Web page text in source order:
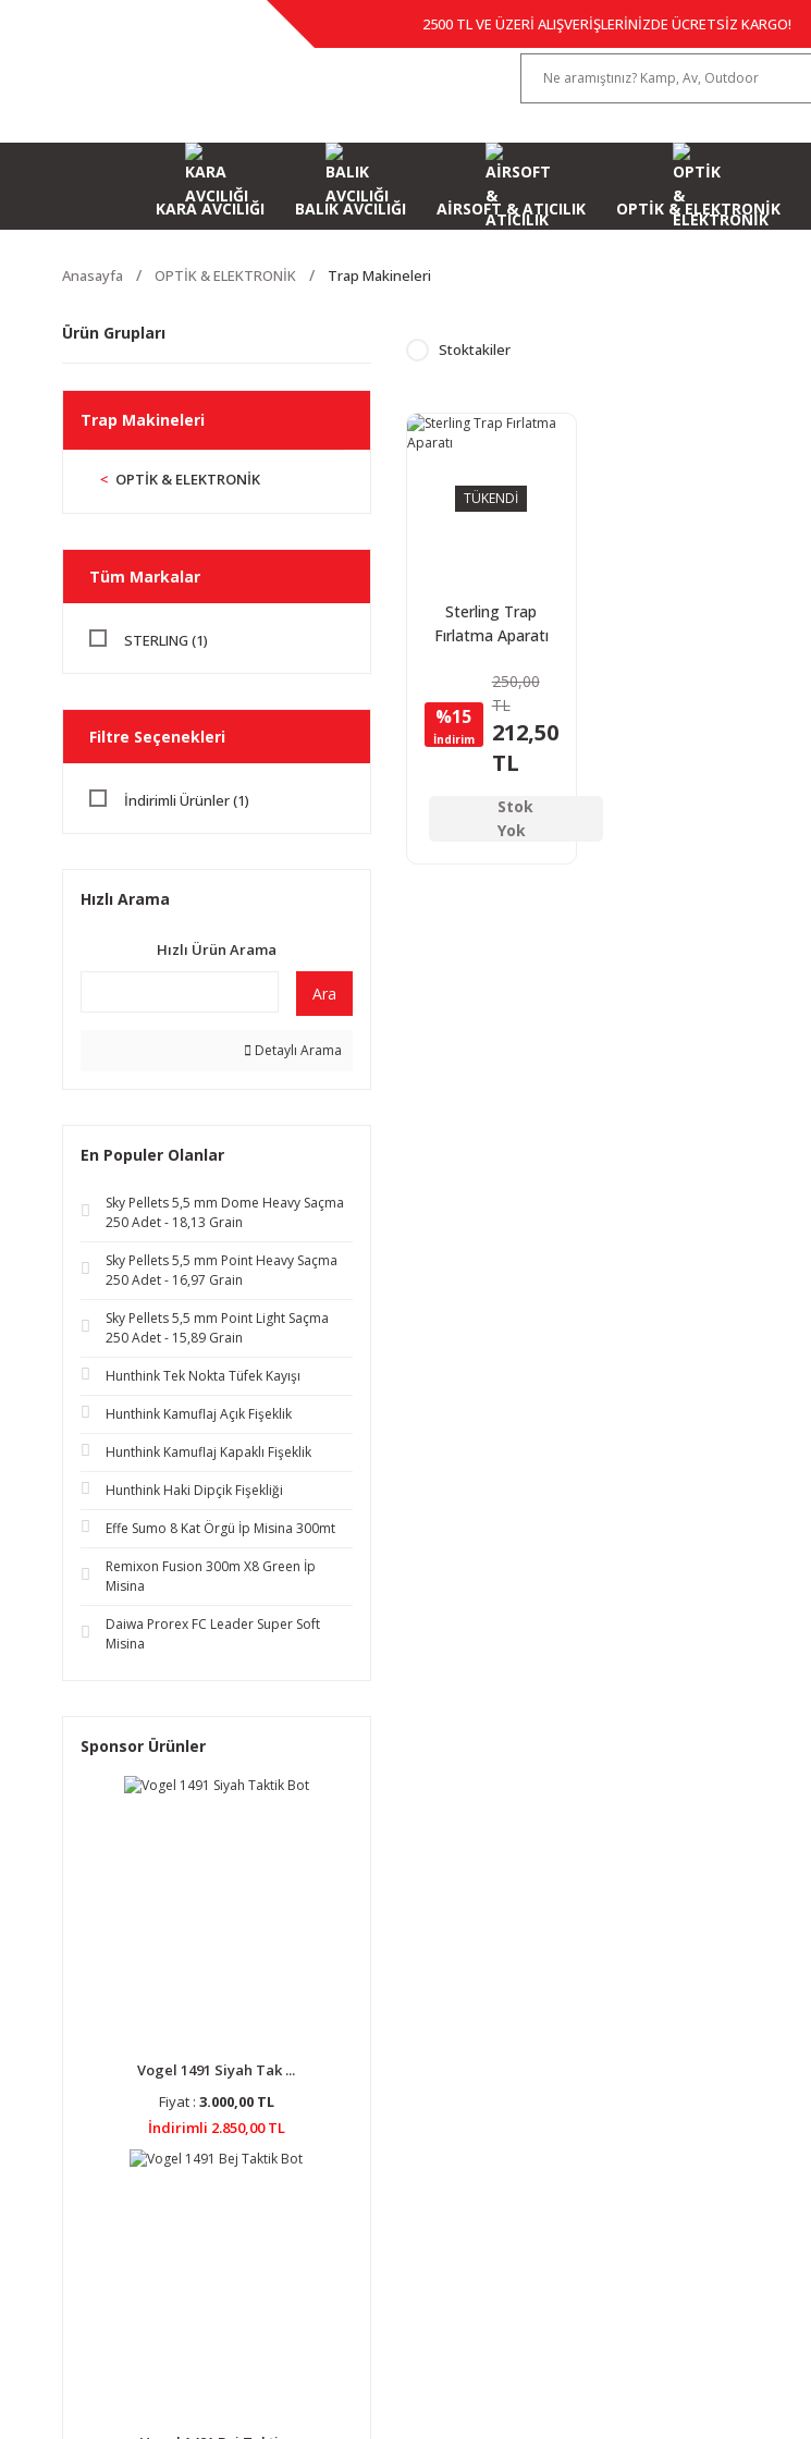
2500 TL VE ÜZERİ ALIŞVERİŞLERİNİZDE ÜCRETSİZ KARGO!
KARA AVCILIĞI BALIK AVCILIĞI AİRSOFT & ATICILIK OPTİK & ELEKTRONİK
Anasayfa OPTİK & ELEKTRONİK Trap Makineleri
Ürün Grupları
Trap Makineleri
OPTİK & ELEKTRONİK
Tüm Markalar
STERLING (1)
Filtre Seçenekleri
İndirimli Ürünler (1)
Hızlı Arama
Hızlı Ürün Arama
Ara
Detaylı Arama
En Populer Olanlar
Sky Pellets 5,5 mm Dome Heavy Saçma
250 Adet - 18,13 Grain
Sky Pellets 5,5 mm Point Heavy Saçma
250 Adet - 16,97 Grain
Sky Pellets 5,5 mm Point Light Saçma
250 Adet - 15,89 Grain
Hunthink Tek Nokta Tüfek Kayışı
Hunthink Kamuflaj Açık Fişeklik
Hunthink Kamuflaj Kapaklı Fişeklik
Hunthink Haki Dipçik Fişekliği
Effe Sumo 8 Kat Örgü İp Misina 300mt
Remixon Fusion 300m X8 Green İp
Misina
Daiwa Prorex FC Leader Super Soft
Misina
Sponsor Ürünler
Vogel 1491 Siyah Tak ...
Fiyat : 3.000,00 TL
İndirimli 2.850,00 TL
Stoktakiler
TÜKENDİ
Sterling Trap
Fırlatma Aparatı
%15
İndirim
250,00
TL
212,50
TL
Stok
Yok